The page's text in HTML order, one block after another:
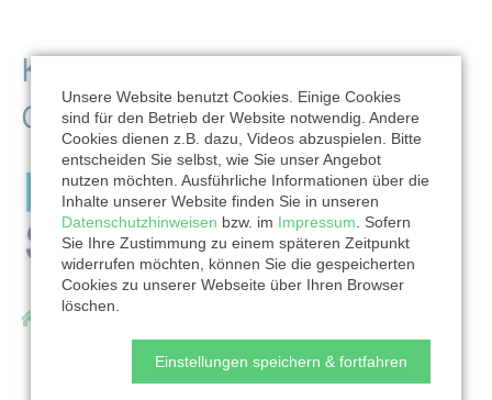
Kontaktdaten der
Organisation
Sachsens e.V.
Obere Bergstr. 1
Unsere Website benutzt Cookies. Einige Cookies
sind für den Betrieb der Website notwendig. Andere
Cookies dienen z.B. dazu, Videos abzuspielen. Bitte
entscheiden Sie selbst, wie Sie unser Angebot
nutzen möchten. Ausführliche Informationen über die
Inhalte unserer Website finden Sie in unseren
Datenschutzhinweisen bzw. im Impressum . Sofern
Sie Ihre Zustimmung zu einem späteren Zeitpunkt
widerrufen möchten, können Sie die gespeicherten
Cookies zu unserer Webseite über Ihren Browser
löschen.
Einstellungen speichern & fortfahren